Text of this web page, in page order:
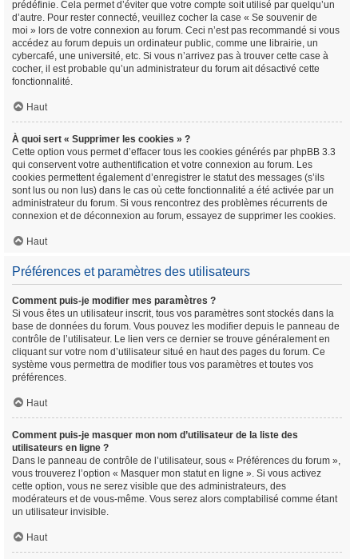
prédéfinie. Cela permet d’éviter que votre compte soit utilisé par quelqu’un
d’autre. Pour rester connecté, veuillez cocher la case « Se souvenir de
moi » lors de votre connexion au forum. Ceci n’est pas recommandé si vous
accédez au forum depuis un ordinateur public, comme une librairie, un
cybercafé, une université, etc. Si vous n’arrivez pas à trouver cette case à
cocher, il est probable qu’un administrateur du forum ait désactivé cette
fonctionnalité.
Haut
À quoi sert « Supprimer les cookies » ?
Cette option vous permet d’effacer tous les cookies générés par phpBB 3.3
qui conservent votre authentification et votre connexion au forum. Les
cookies permettent également d’enregistrer le statut des messages (s’ils
sont lus ou non lus) dans le cas où cette fonctionnalité a été activée par un
administrateur du forum. Si vous rencontrez des problèmes récurrents de
connexion et de déconnexion au forum, essayez de supprimer les cookies.
Haut
Préférences et paramètres des utilisateurs
Comment puis-je modifier mes paramètres ?
Si vous êtes un utilisateur inscrit, tous vos paramètres sont stockés dans la
base de données du forum. Vous pouvez les modifier depuis le panneau de
contrôle de l’utilisateur. Le lien vers ce dernier se trouve généralement en
cliquant sur votre nom d’utilisateur situé en haut des pages du forum. Ce
système vous permettra de modifier tous vos paramètres et toutes vos
préférences.
Haut
Comment puis-je masquer mon nom d’utilisateur de la liste des
utilisateurs en ligne ?
Dans le panneau de contrôle de l’utilisateur, sous « Préférences du forum »,
vous trouverez l’option « Masquer mon statut en ligne ». Si vous activez
cette option, vous ne serez visible que des administrateurs, des
modérateurs et de vous-même. Vous serez alors comptabilisé comme étant
un utilisateur invisible.
Haut